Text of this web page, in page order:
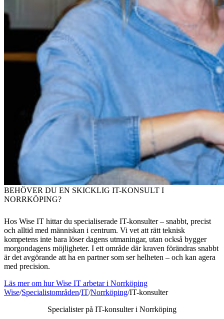
BEHÖVER DU EN SKICKLIG IT-KONSULT I
NORRKÖPING?
Hos Wise IT hittar du specialiserade IT-konsulter – snabbt, precist
och alltid med människan i centrum. Vi vet att rätt teknisk
kompetens inte bara löser dagens utmaningar, utan också bygger
morgondagens möjligheter. I ett område där kraven förändras snabbt
är det avgörande att ha en partner som ser helheten – och kan agera
med precision.
Läs mer om hur Wise IT arbetar i Norrköping
Wise/Specialistområden/IT/Norrköping/IT-konsulter
Specialister på IT-konsulter i Norrköping